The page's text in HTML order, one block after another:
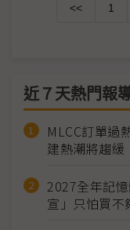
<< 1
近７天熱門報
MLCC訂單
建熱潮將趨緩
2027全年記
宣」只怕買不